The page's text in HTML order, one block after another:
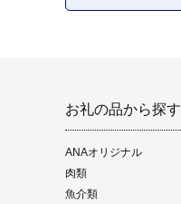
お礼の品から探す
ANAオリジナル
肉類
魚介類